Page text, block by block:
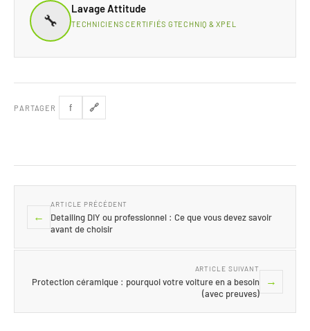
🔧
Lavage Attitude
TECHNICIENS CERTIFIÉS GTECHNIQ & XPEL
PARTAGER f 🔗
←
ARTICLE PRÉCÉDENT
Detailing DIY ou professionnel : Ce que vous devez savoir
avant de choisir
→
ARTICLE SUIVANT
Protection céramique : pourquoi votre voiture en a besoin
(avec preuves)